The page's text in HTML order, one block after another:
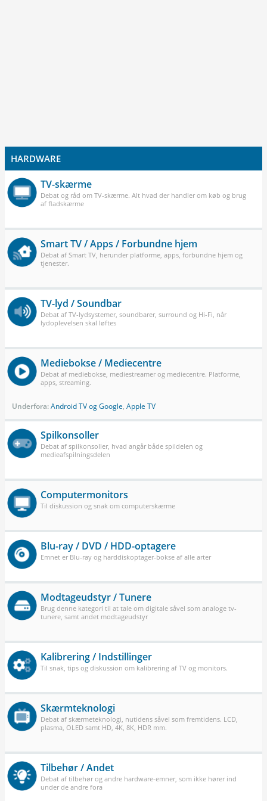
HARDWARE
TV-skærme
Debat og råd om TV-skærme. Alt hvad der handler om køb og brug
af fladskærme
Smart TV / Apps / Forbundne hjem
Debat af Smart TV, herunder platforme, apps, forbundne hjem og
tjenester.
TV-lyd / Soundbar
Debat af TV-lydsystemer, soundbarer, surround og Hi-Fi, når
lydoplevelsen skal løftes
Mediebokse / Mediecentre
Debat af mediebokse, mediestreamer og mediecentre. Platforme,
apps, streaming.
Underfora:Android TV og Google, Apple TV
Spilkonsoller
Debat af spilkonsoller, hvad angår både spildelen og
medieafspilningsdelen
Computermonitors
Til diskussion og snak om computerskærme
Blu-ray / DVD / HDD-optagere
Emnet er Blu-ray og harddiskoptager-bokse af alle arter
Modtageudstyr / Tunere
Brug denne kategori til at tale om digitale såvel som analoge tv-
tunere, samt andet modtageudstyr
Kalibrering / Indstillinger
Til snak, tips og diskussion om kalibrering af TV og monitors.
Skærmteknologi
Debat af skærmeteknologi, nutidens såvel som fremtidens. LCD,
plasma, OLED samt HD, 4K, 8K, HDR mm.
Tilbehør / Andet
Debat af tilbehør og andre hardware-emner, som ikke hører ind
under de andre fora